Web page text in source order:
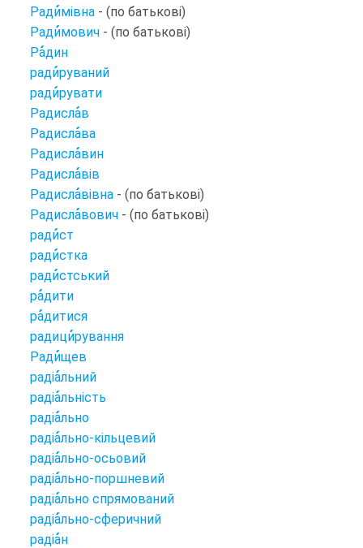
Радимівна - (по батькові)
Радимович - (по батькові)
Радин
радируваний
радирувати
Радислав
Радислава
Радиславин
Радиславів
Радиславівна - (по батькові)
Радиславович - (по батькові)
радист
радистка
радистський
радити
радитися
радицирування
Радищев
радіальний
радіальність
радіально
радіально-кільцевий
радіально-осьовий
радіально-поршневий
радіально спрямований
радіально-сферичний
радіан